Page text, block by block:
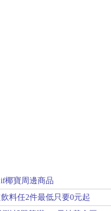
椰寶周邊商品
料任2件最低只要0元起